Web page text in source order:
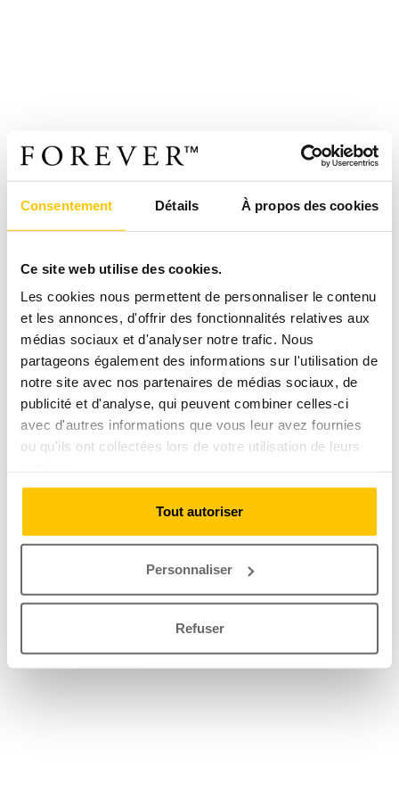
Consentement Détails À propos des cookies
Ce site web utilise des cookies.
Les cookies nous permettent de personnaliser le contenu
et les annonces, d'offrir des fonctionnalités relatives aux
médias sociaux et d'analyser notre trafic. Nous
partageons également des informations sur l'utilisation de
notre site avec nos partenaires de médias sociaux, de
publicité et d'analyse, qui peuvent combiner celles-ci
avec d'autres informations que vous leur avez fournies
ou qu'ils ont collectées lors de votre utilisation de leurs
Tout autoriser
Personnaliser
Refuser